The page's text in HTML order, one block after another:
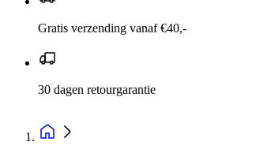
Gratis verzending vanaf €40,-
30 dagen retourgarantie